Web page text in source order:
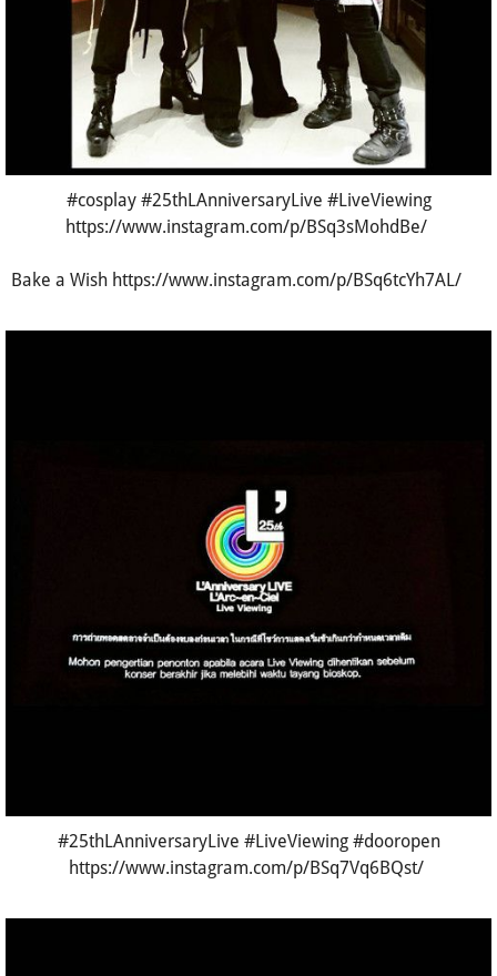
#cosplay #25thLAnniversaryLive #LiveViewing
https://www.instagram.com/p/BSq3sMohdBe/
Bake a Wish https://www.instagram.com/p/BSq6tcYh7AL/
#25thLAnniversaryLive #LiveViewing #dooropen
https://www.instagram.com/p/BSq7Vq6BQst/